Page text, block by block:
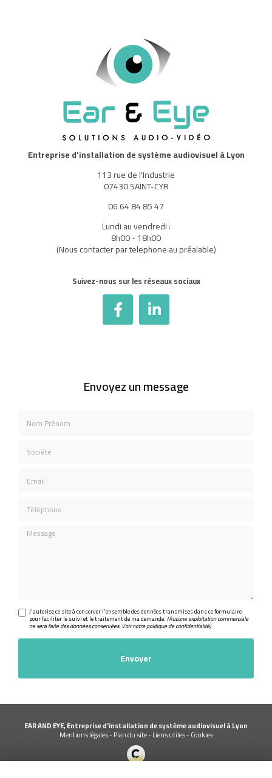
Entreprise d'installation de système audiovisuel à Lyon
113 rue de l'Industrie
07430 SAINT-CYR
06 64 84 85 47
Lundi au vendredi :
8h00 - 18h00
(Nous contacter par telephone au préalable)
Suivez-nous sur les réseaux sociaux
Envoyez un message
Message
J'autorise ce site à conserver l'ensemble des données transmises dans ce formulaire
pour faciliter le suivi et le traitement de ma demande. (Aucune exploitation commerciale
ne sera faite des données conservées. Voir notrepolitique de confidentialité)
EAR AND EYE, Entreprise d'installation de système audiovisuel à Lyon
Mentions légales-Plan du site-Liens utiles-Cookies